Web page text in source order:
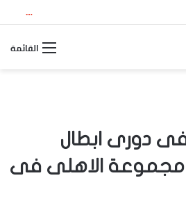
نتيجة الثانوية العامة 2026 بالاسم ورقم الجلوس.. استعلم الآن عن درجاتك والمجموع الكلي
القائمة
دورى ابطال
مجموعة الاهلى فى